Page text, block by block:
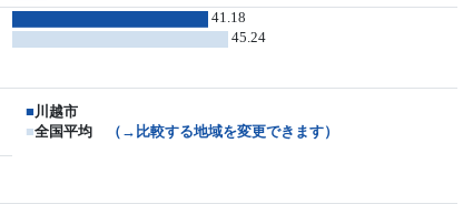
41.18
45.24
■川越市
■全国平均 （→比較する地域を変更できます）